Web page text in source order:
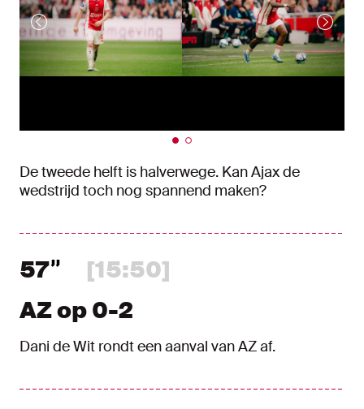
De tweede helft is halverwege. Kan Ajax de
wedstrijd toch nog spannend maken?
57
[15:50]
AZ op 0-2
Dani de Wit rondt een aanval van AZ af.